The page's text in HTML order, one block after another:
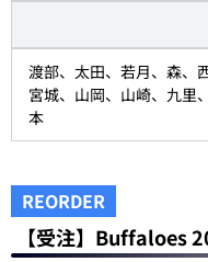
渡部、太田、若月、森、
宮城、山岡、山崎、九里
本
REORDER
【受注】Buffaloes